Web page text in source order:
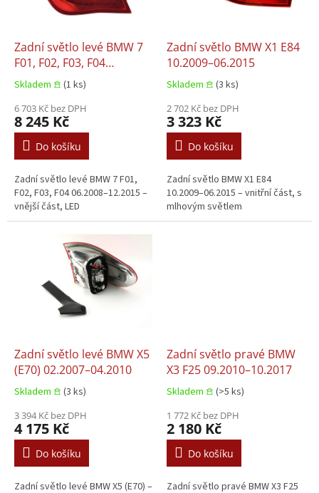
d
ů
Zadní světlo levé BMW 7
F01, F02, F03, F04
06.2008–12.2015
Skladem 𖠿 (1 ks)
6 703 Kč bez DPH
8 245 Kč
Do košíku
Zadní světlo levé BMW 7 F01,
F02, F03, F04 06.2008–12.2015 –
vnější část, LED
Zadní světlo BMW X1 E84
10.2009–06.2015
Skladem 𖠿 (3 ks)
2 702 Kč bez DPH
3 323 Kč
Do košíku
Zadní světlo BMW X1 E84
10.2009–06.2015 – vnitřní část, s
mlhovým světlem
Zadní světlo levé BMW X5
(E70) 02.2007–04.2010
Skladem 𖠿 (3 ks)
3 394 Kč bez DPH
4 175 Kč
Do košíku
Zadní světlo levé BMW X5 (E70) –
Zadní světlo pravé BMW
X3 F25 09.2010–10.2017
Skladem 𖠿 (>5 ks)
1 772 Kč bez DPH
2 180 Kč
Do košíku
Zadní světlo pravé BMW X3 F25